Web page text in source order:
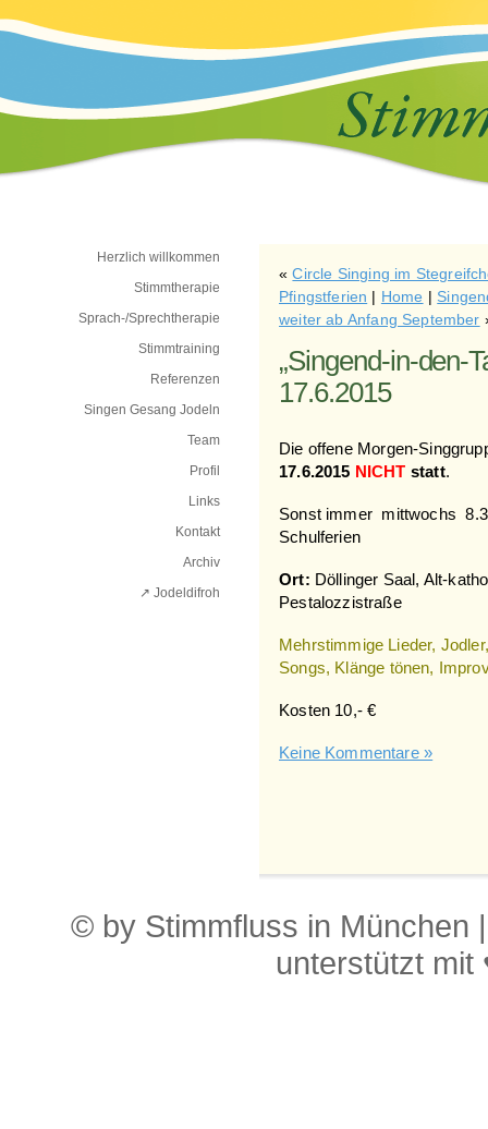
Herzlich willkommen
Stimmtherapie
Sprach-/Sprechtherapie
Stimmtraining
Referenzen
Singen Gesang Jodeln
Team
Profil
Links
Kontakt
Archiv
↗ Jodeldifroh︎
«Circle Singing im
Pfingstferien | Home |
weiter ab Anfang September
„Singend-in-den-
17.6.2015
Die offene Morgen-
17.6.2015 NICHT statt.
Sonst immer mittwochs
Schulferien
Ort: Döllinger Saal, Alt-
Pestalozzistraße
Mehrstimmige Lieder,
Songs, Klänge tönen,
Kosten 10,- €
Keine Kommentare »
© by Stimmfluss in München
unterstützt